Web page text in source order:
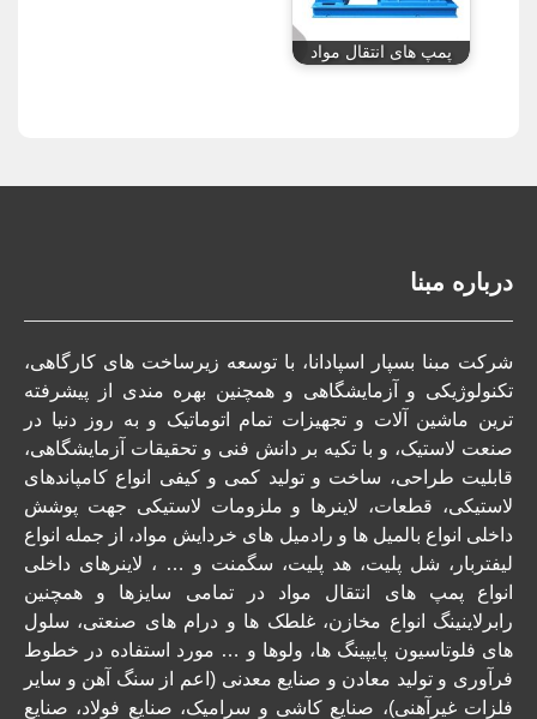
پمپ های انتقال مواد
درباره مبنا
شرکت مبنا بسپار اسپادانا، با توسعه زیرساخت های کارگاهی،
تکنولوژیکی و آزمایشگاهی و همچنین بهره مندی از پیشرفته
ترین ماشین آلات و تجهیزات تمام اتوماتیک و به روز دنیا در
صنعت لاستیک، و با تکیه بر دانش فنی و تحقیقات آزمایشگاهی،
قابلیت طراحی، ساخت و تولید کمی و کیفی انواع کامپاندهای
لاستیکی، قطعات، لاینرها و ملزومات لاستیکی جهت پوشش
داخلی انواع بالمیل ها و رادمیل های خردایش مواد، از جمله انواع
لیفتربار، شل پلیت، هد پلیت، سگمنت و … ، لاینرهای داخلی
انواع پمپ های انتقال مواد در تمامی سایزها و همچنین
رابرلاینینگ انواع مخازن، غلطک ها و درام های صنعتی، سلول
های فلوتاسیون پایپینگ ها، ولوها و … مورد استفاده در خطوط
فرآوری و تولید معادن و صنایع معدنی (اعم از سنگ آهن و سایر
فلزات غیرآهنی)، صنایع کاشی و سرامیک، صنایع فولاد، صنایع